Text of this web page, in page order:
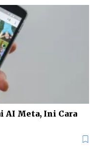
AI Meta, Ini Cara